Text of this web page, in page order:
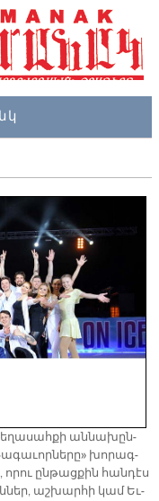
գե­ղա­սահ­քի ան­նա­խըն­
խո­րագ­
ո­րու ըն­թաց­քին հան­դէս
աշ­խար­հի կամ Եւ­